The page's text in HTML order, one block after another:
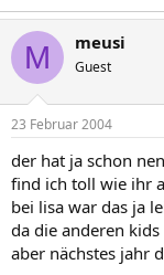
M meusi
Guest
23 Februar 2004
der hat ja schon
find ich toll wie ihr
bei lisa war das ja
da die anderen
aber nächstes jahr